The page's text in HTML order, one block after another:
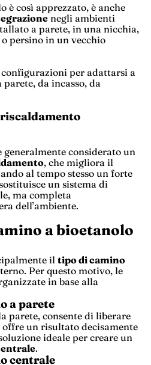
è così apprezzato, è anche
negli ambienti
a parete, in una nicchia,
persino in un vecchio
per adattarsi a
da incasso, da
considerato un
, che migliora il
al tempo stesso un forte
un sistema di
ma completa
dell’ambiente.
a bioetanolo
il tipo di camino
Per questo motivo, le
in base alla
a parete
parete, consente di liberare
un risultato decisamente
ideale per creare un
.
centrale